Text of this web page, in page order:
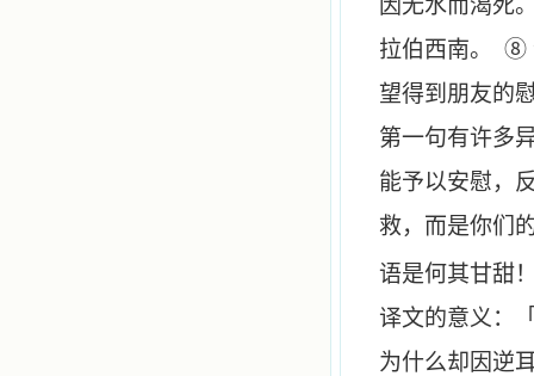
因无水而渴死
拉伯西南。 ⑧
望得到朋友的
第一句有许多
能予以安慰，
救，而是你们
语是何其甘甜
译文的意义：
为什么却因逆